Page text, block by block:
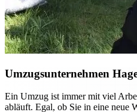
Umzugsunternehmen
Ein Umzug ist immer mit viel
abläuft. Egal, ob Sie in eine neue